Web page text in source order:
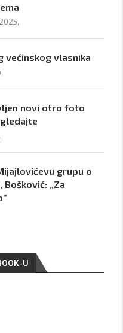
većinskog vlasnika
novi otro foto
grupu o
„Za
U